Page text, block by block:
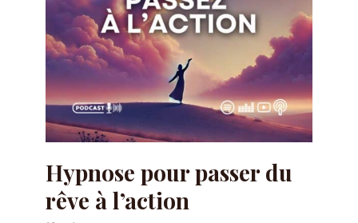
Hypnose pour passer du
rêve à l’action